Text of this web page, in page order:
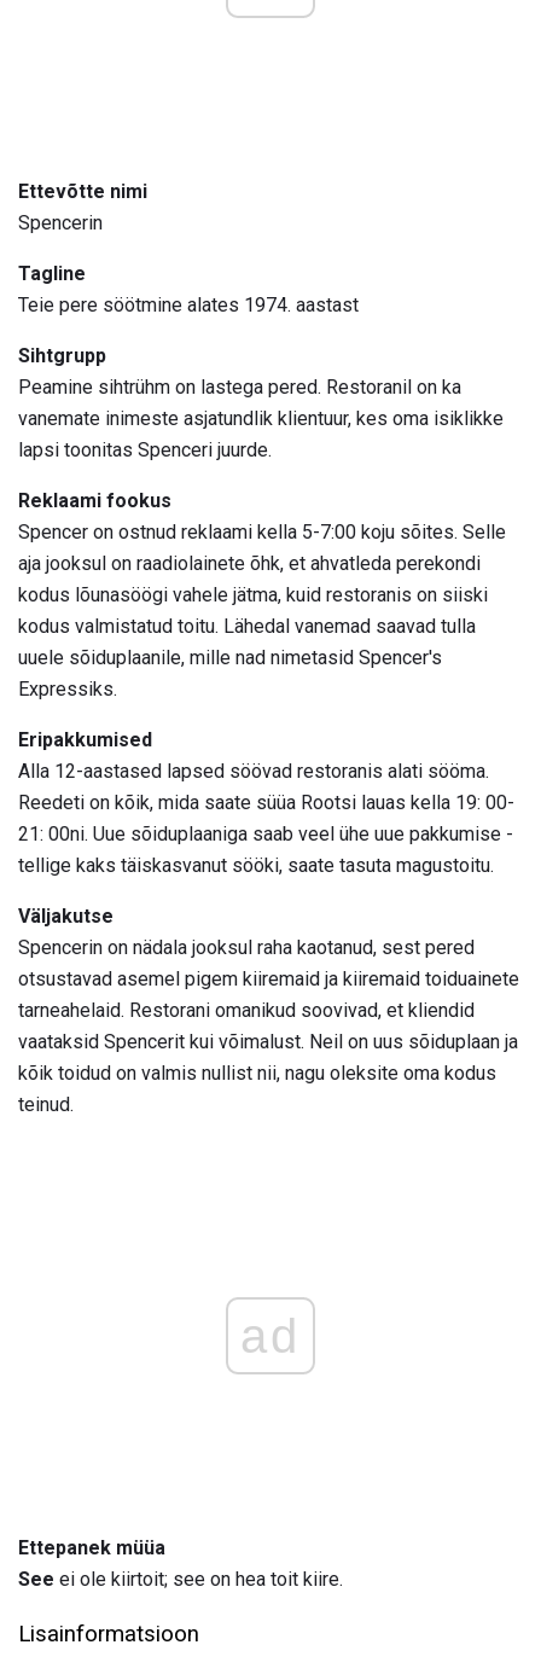
Ettevõtte nimi
Spencerin
Tagline
Teie pere söötmine alates 1974. aastast
Sihtgrupp
Peamine sihtrühm on lastega pered. Restoranil on ka
vanemate inimeste asjatundlik klientuur, kes oma isiklikke
lapsi toonitas Spenceri juurde.
Reklaami fookus
Spencer on ostnud reklaami kella 5-7:00 koju sõites. Selle
aja jooksul on raadiolainete õhk, et ahvatleda perekondi
kodus lõunasöögi vahele jätma, kuid restoranis on siiski
kodus valmistatud toitu. Lähedal vanemad saavad tulla
uuele sõiduplaanile, mille nad nimetasid Spencer's
Expressiks.
Eripakkumised
Alla 12-aastased lapsed söövad restoranis alati sööma.
Reedeti on kõik, mida saate süüa Rootsi lauas kella 19: 00-
21: 00ni. Uue sõiduplaaniga saab veel ühe uue pakkumise -
tellige kaks täiskasvanut sööki, saate tasuta magustoitu.
Väljakutse
Spencerin on nädala jooksul raha kaotanud, sest pered
otsustavad asemel pigem kiiremaid ja kiiremaid toiduainete
tarneahelaid. Restorani omanikud soovivad, et kliendid
vaataksid Spencerit kui võimalust. Neil on uus sõiduplaan ja
kõik toidud on valmis nullist nii, nagu oleksite oma kodus
teinud.
ad
Ettepanek müüa
See ei ole kiirtoit; see on hea toit kiire.
Lisainformatsioon